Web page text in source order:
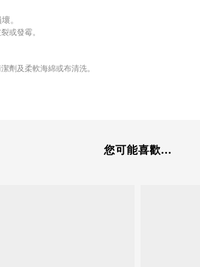
。
或發霉。
劑及柔軟海綿或布清洗。
您可能喜歡...